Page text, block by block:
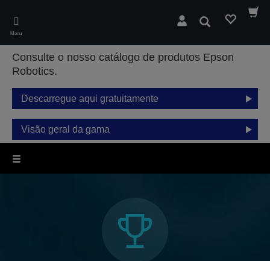
main
content
Menu
Pesquisar
Consulte o nosso catálogo de produtos Epson
Robotics.
Descarregue aqui gratuitamente
Visão geral da gama